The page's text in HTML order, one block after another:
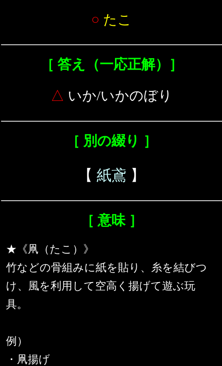
○ たこ
［ 答え（一応正解）］
△ いか/いかのぼり
［ 別の綴り ］
【 紙鳶 】
［ 意味 ］
★《凧（たこ）》
竹などの骨組みに紙を貼り、糸を結びつ
け、風を利用して空高く揚げて遊ぶ玩
具。
例）
・凧揚げ